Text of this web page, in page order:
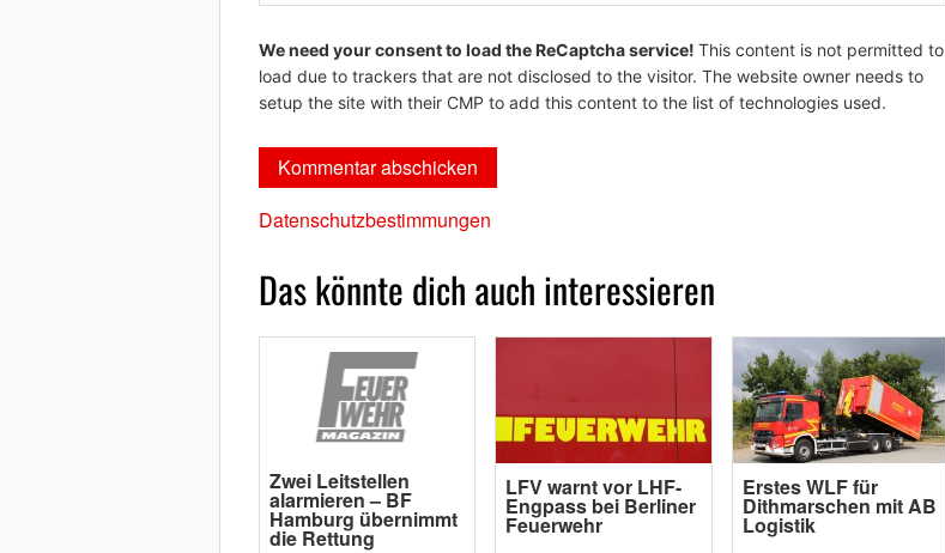
We need your consent to load the ReCaptcha service! This content is not permitted to
load due to trackers that are not disclosed to the visitor. The website owner needs to
setup the site with their CMP to add this content to the list of technologies used.
Datenschutzbestimmungen
Das könnte dich auch interessieren
Zwei Leitstellen
alarmieren – BF
Hamburg übernimmt
die Rettung
LFV warnt vor LHF-
Engpass bei Berliner
Feuerwehr
Erstes WLF für
Dithmarschen mit AB
Logistik